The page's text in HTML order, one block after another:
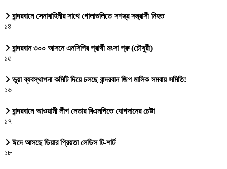
বান্দরবানে সেনাবাহিনীর সাথে গোলাগুলিতে সশস্ত্র সন্ত্রাসী নিহত
১৪
বান্দরবান ৩০০ আসনে এনসিপির প্রার্থী মংসা প্রু (চৌধুরী)
১৫
ভুয়া ব্যবস্থাপনা কমিটি দিয়ে চলছে বান্দরবান জিপ মালিক সমবায় সমিতি!
১৬
বান্দরবানে আওয়ামী লীগ নেতার বিএনপিতে যোগদানের চেষ্টা
১৭
ঈদে আসছে ডিয়ার প্রিয়তা লেডিস টি-শার্ট
১৮